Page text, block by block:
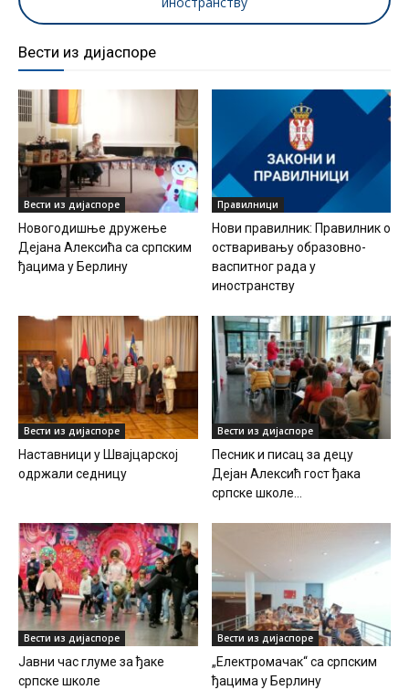
Вести из дијаспоре
Вести из дијаспоре
Новогодишње дружење
Дејана Алексића са српским
ђацима у Берлину
Правилници
Нови правилник: Правилник о
остваривању образовно-
васпитног рада у
иностранству
Вести из дијаспоре
Наставници у Швајцарској
одржали седницу
Вести из дијаспоре
Песник и писац за децу
Дејан Алексић гост ђака
српске школе...
Вести из дијаспоре
Јавни час глуме за ђаке
српске школе
Вести из дијаспоре
„Електромачак“ са српским
ђацима у Берлину